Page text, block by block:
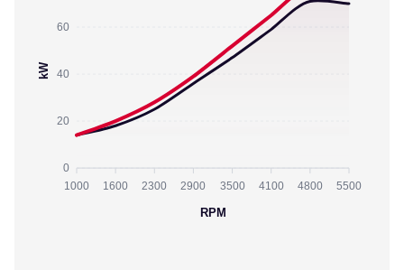
60
40
20
0
kW
1000 1600 2300 2900 3500 4100 4800 5500
RPM